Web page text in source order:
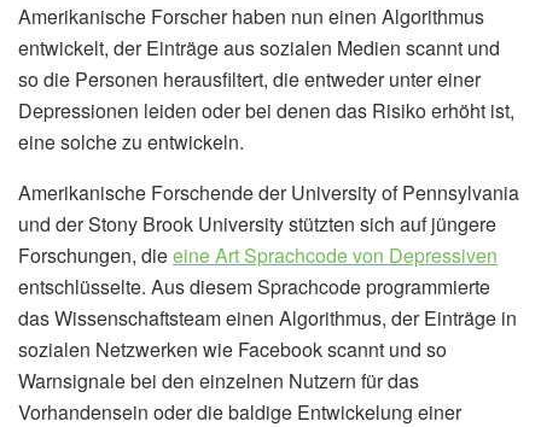
Amerikanische Forscher haben nun einen Algorithmus
entwickelt, der Einträge aus sozialen Medien scannt und
so die Personen herausfiltert, die entweder unter einer
Depressionen leiden oder bei denen das Risiko erhöht ist,
eine solche zu entwickeln.
Amerikanische Forschende der University of Pennsylvania
und der Stony Brook University stützten sich auf jüngere
Forschungen, dieeine Art Sprachcode von Depressiven
entschlüsselte. Aus diesem Sprachcode programmierte
das Wissenschaftsteam einen Algorithmus, der Einträge in
sozialen Netzwerken wie Facebook scannt und so
Warnsignale bei den einzelnen Nutzern für das
Vorhandensein oder die baldige Entwickelung einer